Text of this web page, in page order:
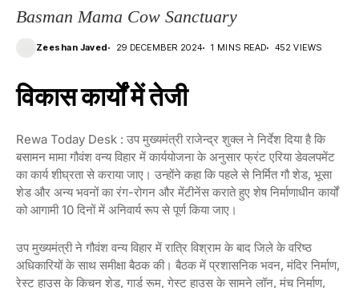
Basman Mama Cow Sanctuary
Zeeshan Javed 29 DECEMBER 2024 1 MINS READ 452 VIEWS
विकास कार्यों में तेजी
Rewa Today Desk : उप मुख्यमंत्री राजेन्द्र शुक्ल ने निर्देश दिया है कि
बसामन मामा गौवंश वन्य विहार में कार्ययोजना के अनुसार फ्रंट एरिया डेवलपमेंट
का कार्य शीघ्रता से कराया जाए। उन्होंने कहा कि पहले से निर्मित गौ शेड, भूसा
शेड और अन्य भवनों का रंग-रोगन और मेंटीनेंस कराते हुए शेष निर्माणाधीन कार्यों
को आगामी 10 दिनों में अनिवार्य रूप से पूर्ण किया जाए।
उप मुख्यमंत्री ने गौवंश वन्य विहार में रात्रि विश्राम के बाद जिले के वरिष्ठ
अधिकारियों के साथ समीक्षा बैठक की। बैठक में प्रशासनिक भवन, मंदिर निर्माण,
रेस्ट हाउस के किचन शेड, गार्ड रूम, गेस्ट हाउस के सामने लॉन, मंच निर्माण,